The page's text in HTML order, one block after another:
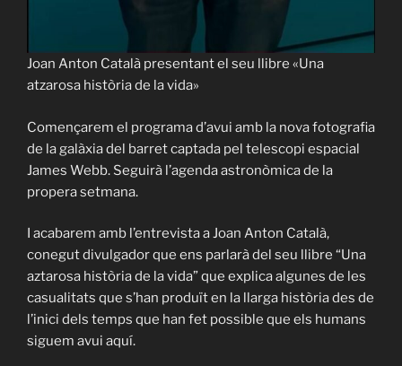
Joan Anton Català presentant el seu llibre «Una
atzarosa història de la vida»
Començarem el programa d’avui amb la nova fotografia
de la galàxia del barret captada pel telescopi espacial
James Webb. Seguirà l’agenda astronòmica de la
propera setmana.
I acabarem amb l’entrevista a Joan Anton Català,
conegut divulgador que ens parlarà del seu llibre “Una
aztarosa història de la vida” que explica algunes de les
casualitats que s’han produït en la llarga història des de
l’inici dels temps que han fet possible que els humans
siguem avui aquí.